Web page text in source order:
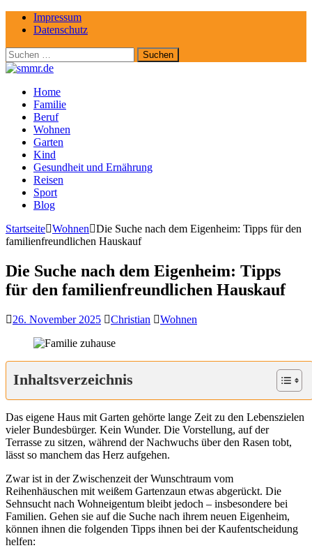
Impressum
Datenschutz
Suchen
nach:
Home
Familie
Beruf
Wohnen
Garten
Kind
Gesundheit und Ernährung
Reisen
Sport
Blog
Startseite Wohnen
Die Suche nach dem Eigenheim: Tipps für den
familienfreundlichen Hauskauf
Die Suche nach dem Eigenheim: Tipps
für den familienfreundlichen Hauskauf
26. November 2025 Christian Wohnen
Inhaltsverzeichnis
Das eigene Haus mit Garten gehörte lange Zeit zu den Lebenszielen
vieler Bundesbürger. Kein Wunder. Die Vorstellung, auf der
Terrasse zu sitzen, während der Nachwuchs über den Rasen tobt,
lässt so manchem das Herz aufgehen.
Zwar ist in der Zwischenzeit der Wunschtraum vom
Reihenhäuschen mit weißem Gartenzaun etwas abgerückt. Die
Sehnsucht nach Wohneigentum bleibt jedoch – insbesondere bei
Familien. Gehen sie auf die Suche nach ihrem neuen Eigenheim,
können ihnen die folgenden Tipps ihnen bei der Kaufentscheidung
helfen: